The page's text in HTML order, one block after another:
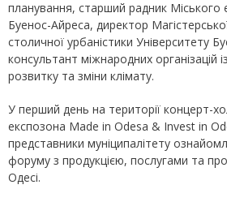
планування, старший радник Міського
Буенос-Айреса, директор
столичної урбаністики Університету
консультант міжнародних організацій
розвитку та зміни клімату.
У перший день на території концерт-
експозона Made in Odesa & Invest in
представники муніципалітету
форуму з продукцією, послугами та
Одесі.